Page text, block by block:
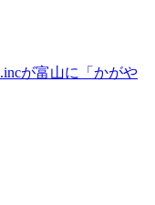
が富山に「かがや